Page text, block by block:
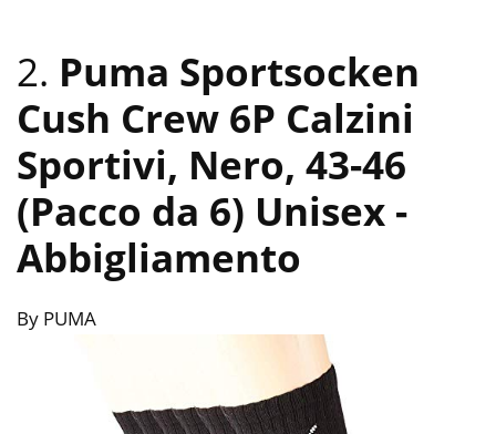
2. Puma Sportsocken
Cush Crew 6P Calzini
Sportivi, Nero, 43-46
(Pacco da 6) Unisex -
Abbigliamento
By PUMA